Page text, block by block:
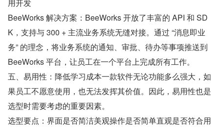
用开发
BeeWorks 解决方案：BeeWorks 开放了丰富的 API 和 SD
K，支持与 300 + 主流业务系统无缝对接。通过 “消息即业
务” 的理念，将业务系统的通知、审批、待办等事项推送到
BeeWorks 平台，让员工在一个平台上完成所有工作。
五、易用性：降低学习成本一款软件无论功能多么强大，如
果员工不愿意使用，也无法发挥其价值。因此，易用性也是
选型时需要考虑的重要因素。
选型要点：界面是否简洁美观操作是否简单直观是否符合用